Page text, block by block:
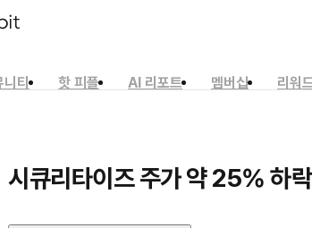
니티 핫 피플 AI 리포트 멤버십
리워
시큐리타이즈 주가 약 25% 하